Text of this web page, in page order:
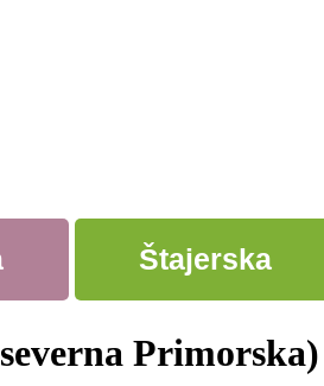
Štajerska
Primorska)